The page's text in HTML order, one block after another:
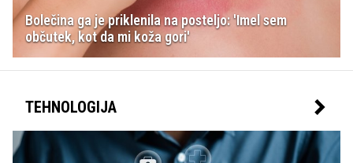
Bolečina ga je priklenila na posteljo: 'Imel sem
občutek, kot da mi koža gori'
TEHNOLOGIJA